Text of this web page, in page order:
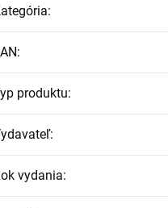
:
:
produktu:
:
vydania: